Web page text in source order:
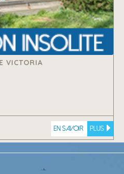
VICTORIA
En savoir plus